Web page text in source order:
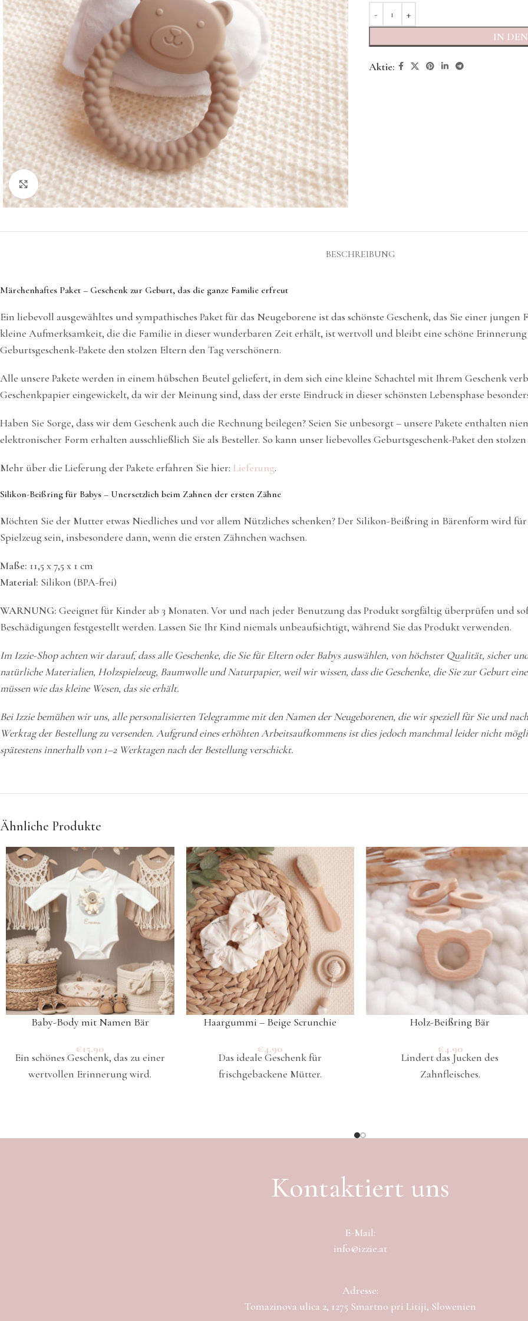
Klicken Sie hier, um zu vergrößern
IN
Aktie:
BESCHREIBUNG
Märchenhaftes Paket – Geschenk zur Geburt, das die ganze Familie erfreut
Ein liebevoll ausgewähltes und sympathisches Paket für das Neugeborene ist das schönste Geschenk, das Sie einer
kleine Aufmerksamkeit, die die Familie in dieser wunderbaren Zeit erhält, ist wertvoll und bleibt eine schöne Erinnerung
Geburtsgeschenk-Pakete den stolzen Eltern den Tag verschönern.
Alle unsere Pakete werden in einem hübschen Beutel geliefert, in dem sich eine kleine Schachtel mit Ihrem Geschenk
Geschenkpapier eingewickelt, da wir der Meinung sind, dass der erste Eindruck in dieser schönsten Lebensphase
Haben Sie Sorge, dass wir dem Geschenk auch die Rechnung beilegen? Seien Sie unbesorgt – unsere Pakete enthalten
elektronischer Form erhalten ausschließlich Sie als Besteller. So kann unser liebevolles Geburtsgeschenk-Paket den
Mehr über die Lieferung der Pakete erfahren Sie hier: Lieferung.
Silikon-Beißring für Babys – Unersetzlich beim Zahnen der ersten Zähne
Möchten Sie der Mutter etwas Niedliches und vor allem Nützliches schenken? Der Silikon-Beißring in Bärenform wird für
Spielzeug sein, insbesondere dann, wenn die ersten Zähnchen wachsen.
Maße: 11,5 x 7,5 x 1 cm
Material: Silikon (BPA-frei)
WARNUNG: Geeignet für Kinder ab 3 Monaten. Vor und nach jeder Benutzung das Produkt sorgfältig überprüfen und
Beschädigungen festgestellt werden. Lassen Sie Ihr Kind niemals unbeaufsichtigt, während Sie das Produkt verwenden.
Im Izzie-Shop achten wir darauf, dass alle Geschenke, die Sie für Eltern oder Babys auswählen, von höchster Qualität, sicher
natürliche Materialien, Holzspielzeug, Baumwolle und Naturpapier, weil wir wissen, dass die Geschenke, die Sie zur Geburt
müssen wie das kleine Wesen, das sie erhält.
Bei Izzie bemühen wir uns, alle personalisierten Telegramme mit den Namen der Neugeborenen, die wir speziell für Sie und
Werktag der Bestellung zu versenden. Aufgrund eines erhöhten Arbeitsaufkommens ist dies jedoch manchmal leider nicht
spätestens innerhalb von 1–2 Werktagen nach der Bestellung verschickt.
Ähnliche Produkte
Baby-Body mit Namen Bär
€15.90
Ein schönes Geschenk, das zu einer
wertvollen Erinnerung wird.
Haargummi – Beige Scrunchie
€4.90
Das ideale Geschenk für
frischgebackene Mütter.
Holz-Beißring Bär
€4.90
Lindert das Jucken des
Zahnfleisches.
Kontaktiert uns
E-Mail:
info@izzie.at
Adresse:
Tomazinova ulica 2, 1275 Smartno pri Litiji, Slowenien